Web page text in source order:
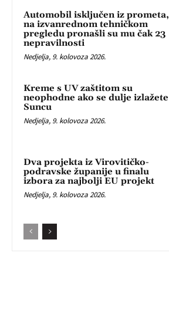
Automobil isključen iz prometa,
na izvanrednom tehničkom
pregledu pronašli su mu čak 23
nepravilnosti
Nedjelja, 9. kolovoza 2026.
Kreme s UV zaštitom su
neophodne ako se dulje izlažete
Suncu
Nedjelja, 9. kolovoza 2026.
Dva projekta iz Virovitičko-
podravske županije u finalu
izbora za najbolji EU projekt
Nedjelja, 9. kolovoza 2026.